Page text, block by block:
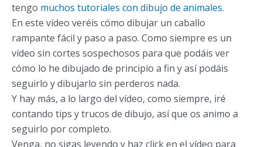
tengo muchos tutoriales con dibujo de animales.
En este vídeo veréis cómo dibujar un caballo
rampante fácil y paso a paso. Como siempre es un
vídeo sin cortes sospechosos para que podáis ver
cómo lo he dibujado de principio a fin y así podáis
seguirlo y dibujarlo sin perderos nada.
Y hay más, a lo largo del vídeo, como siempre, iré
contando tips y trucos de dibujo, así que os animo a
seguirlo por completo.
Venga, no sigas leyendo y haz click en el vídeo para